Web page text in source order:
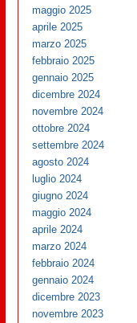
maggio 2025
aprile 2025
marzo 2025
febbraio 2025
gennaio 2025
dicembre 2024
novembre 2024
ottobre 2024
settembre 2024
agosto 2024
luglio 2024
giugno 2024
maggio 2024
aprile 2024
marzo 2024
febbraio 2024
gennaio 2024
dicembre 2023
novembre 2023